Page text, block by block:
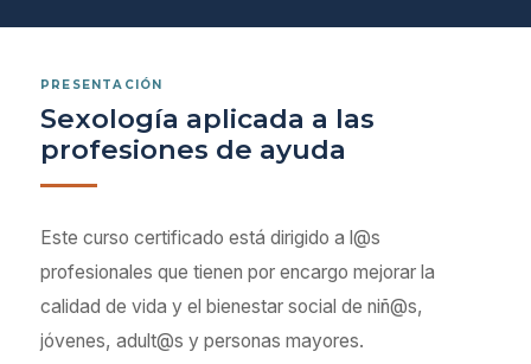
PRESENTACIÓN
Sexología aplicada a las
profesiones de ayuda
Este curso certificado está dirigido a l@s
profesionales que tienen por encargo mejorar la
calidad de vida y el bienestar social de niñ@s,
jóvenes, adult@s y personas mayores.